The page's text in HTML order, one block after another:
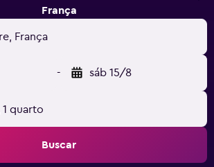
França
França
- sáb 15/8
1 quarto
Buscar